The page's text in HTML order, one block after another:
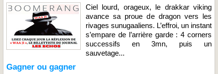
Ciel lourd, orageux, le drakkar viking
avance sa proue de dragon vers les
rivages sunugaaliens. L’effroi, un instant
s’empare de l’arrière garde : 4 corners
successifs en 3mn, puis un
sauvetage...
Gagner ou gagner